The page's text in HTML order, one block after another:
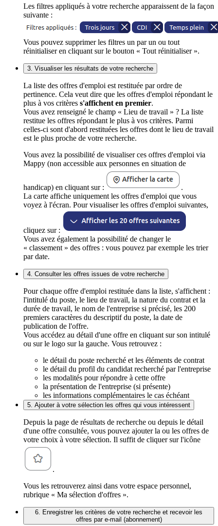
Les filtres appliqués à votre recherche apparaissent de la façon
suivante :
Vous pouvez supprimer les filtres un par un ou tout
réinitialiser en cliquant sur le bouton « Tout réinitialiser ».
3. Visualiser les résultats de votre recherche
La liste des offres d'emploi est restituée par ordre de
pertinence. Cela veut dire que les offres d'emploi répondant le
plus à vos critères s'affichent en premier.
Vous avez renseigné le champ « Lieu de travail » ? La liste
restitue les offres répondant le plus à vos critères. Parmi
celles-ci sont d'abord restituées les offres dont le lieu de travail
est le plus proche de votre recherche.
Vous avez la possibilité de visualiser ces offres d'emploi via
Mappy (non accessible aux personnes en situation de
handicap) en cliquant sur :
.
La carte affiche uniquement les offres d'emploi que vous
voyez à l'écran. Pour visualiser les offres d'emploi suivantes,
cliquez sur :
Vous avez également la possibilité de changer le
« classement » des offres : vous pouvez par exemple les trier
par date.
4. Consulter les offres issues de votre recherche
Pour chaque offre d'emploi restituée dans la liste, s'affichent :
l'intitulé du poste, le lieu de travail, la nature du contrat et la
durée de travail, le nom de l'entreprise si précisé, les 200
premiers caractères du descriptif du poste, la date de
publication de l'offre.
Vous accédez au détail d'une offre en cliquant sur son intitulé
ou sur le logo sur la gauche. Vous retrouvez :
le détail du poste recherché et les éléments de contrat
le détail du profil du candidat recherché par l'entreprise
les modalités pour répondre à cette offre
la présentation de l'entreprise (si présente)
les informations complémentaires le cas échéant
5. Ajouter à votre sélection les offres qui vous intéressent
Depuis la page de résultats de recherche ou depuis le détail
d'une offre consultée, vous pouvez ajouter la ou les offres de
votre choix à votre sélection. Il suffit de cliquer sur l'icône
.
Vous les retrouverez ainsi dans votre espace personnel,
rubrique « Ma sélection d'offres ».
6. Enregistrer les critères de votre recherche et recevoir les
offres par e-mail (abonnement)